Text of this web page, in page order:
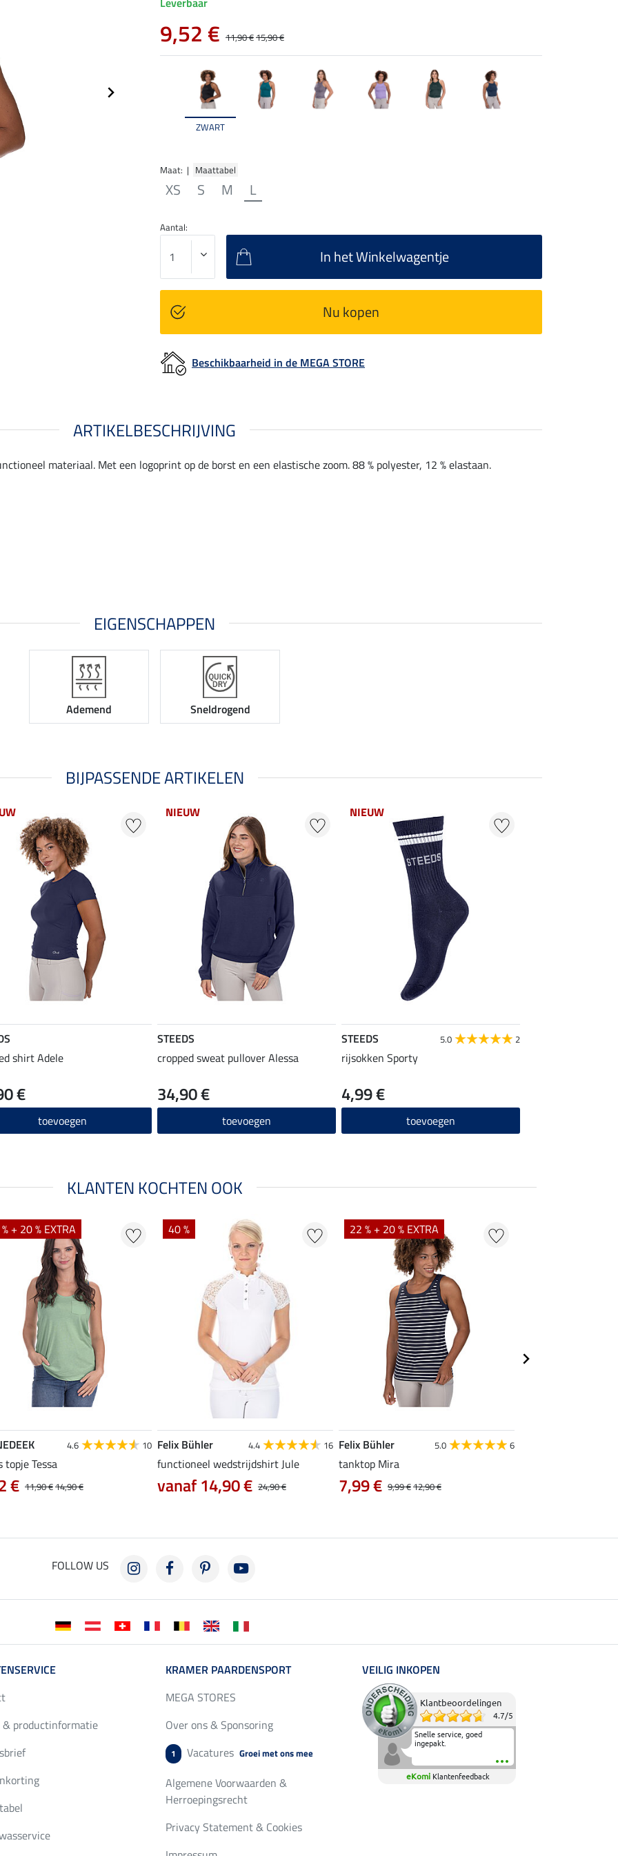
ZWART
Maat: | Maattabel
XS S M L
9,52 € 11,90 €15,90 €
Aantal:
In het Winkelwagentje
Nu kopen
Beschikbaarheid in de MEGA STORE
ARTIKELBESCHRIJVING
materiaal. Met een logoprint op de borst en een elastische zoom. 88 % polyester, 12 % elastaan.
EIGENSCHAPPEN
Ademend Sneldrogend
BIJPASSENDE ARTIKELEN
shirt Adele
€
toevoegen
NIEUW
STEEDS
cropped sweat pullover Alessa
34,90 €
toevoegen
NIEUW
STEEDS 5.0 2
rijsokken Sporty
4,99 €
toevoegen
KLANTEN KOCHTEN OOK
+ 20 % EXTRA
4.6 10
topje Tessa
11,90 €14,90 €
€
40 %
Felix Bühler 4.4 16
functioneel wedstrijdshirt Jule
24,90 €
vanaf 14,90 €
22 % + 20 % EXTRA
Felix Bühler 5.0 6
tanktop Mira
9,99 €12,90 €
7,99 €
FOLLOW US
& productinformatie
KRAMER PAARDENSPORT
MEGA STORES
Over ons & Sponsoring
1 Vacatures Groei met ons mee
Algemene Voorwaarden &
Herroepingsrecht
Privacy Statement & Cookies
VEILIG INKOPEN
Klantbeoordelingen
4.7/5
Snelle service, goed
ingepakt.
eKomi Klantenfeedback